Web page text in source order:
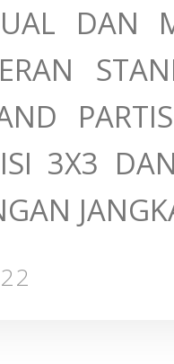
DAN
3X3